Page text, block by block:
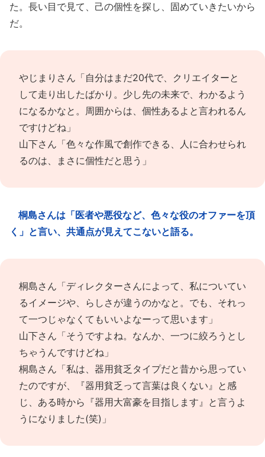
た。長い目で見て、己の個性を探し、固めていきたいから
だ。
やじまりさん「自分はまだ20代で、クリエイターと
して走り出したばかり。少し先の未来で、わかるよう
になるかなと。周囲からは、個性あるよと言われるん
ですけどね」
山下さん「色々な作風で創作できる、人に合わせられ
るのは、まさに個性だと思う」
桐島さんは「医者や悪役など、色々な役のオファーを頂
く」と言い、共通点が見えてこないと語る。
桐島さん「ディレクターさんによって、私についてい
るイメージや、らしさが違うのかなと。でも、それっ
て一つじゃなくてもいいよなーって思います」
山下さん「そうですよね。なんか、一つに絞ろうとし
ちゃうんですけどね」
桐島さん「私は、器用貧乏タイプだと昔から思ってい
たのですが、『器用貧乏って言葉は良くない』と感
じ、ある時から『器用大富豪を目指します』と言うよ
うになりました(笑)」